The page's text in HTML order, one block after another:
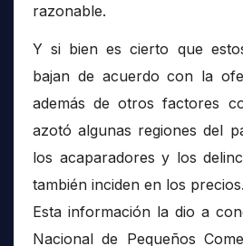
razonable.
Y si bien es cierto que
bajan de acuerdo con la
además de otros factores
azotó algunas regiones del
los acaparadores y los
también inciden en los precios.
Esta información la dio a
Nacional de Pequeños